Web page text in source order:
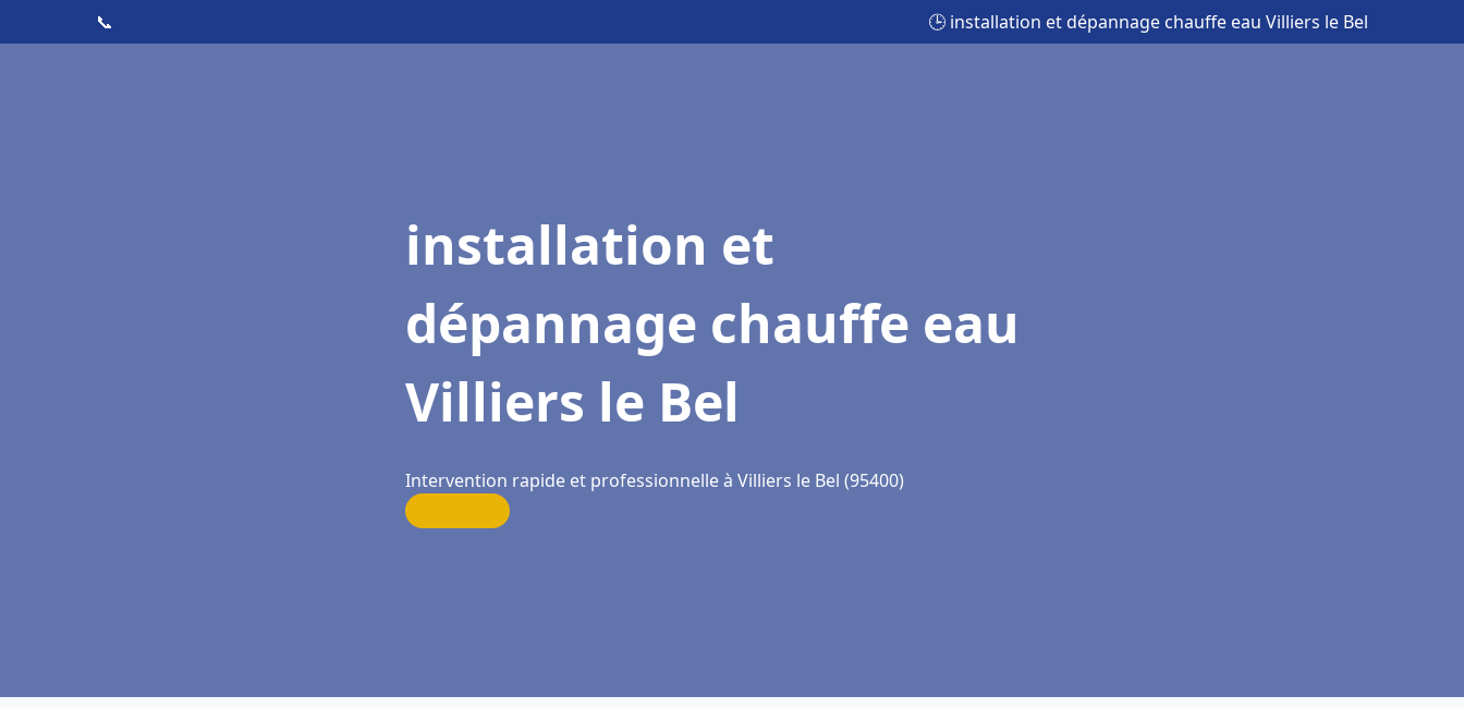
📞 🕒 installation et dépannage chauffe eau Villiers le Bel
installation et
dépannage chauffe eau
Villiers le Bel
Intervention rapide et professionnelle à Villiers le Bel (95400)